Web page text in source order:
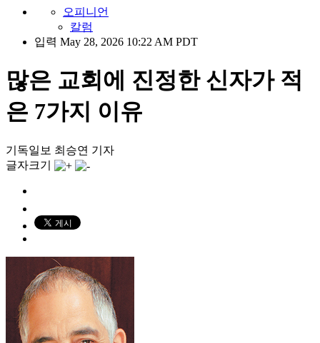
오피니언
칼럼
입력 May 28, 2026 10:22 AM PDT
많은 교회에 진정한 신자가 적
은 7가지 이유
기독일보 최승연 기자
글자크기